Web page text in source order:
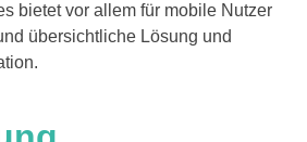
bietet vor allem für mobile Nutzer
übersichtliche Lösung und